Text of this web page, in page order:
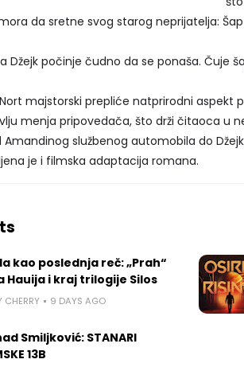
da sretne svog starog neprijatelja:
Džejk počinje čudno da se ponaša. Čuje
majstorski prepliće natprirodni aspekt
menja pripovedača, što drži čitaoca u
Amandinog službenog automobila do
je i filmska adaptacija romana.
kao poslednja reč: „Prah“
Hauija i kraj trilogije Silos
CHERRY 9 DAYS AGO
Smiljković: STANARI
13B